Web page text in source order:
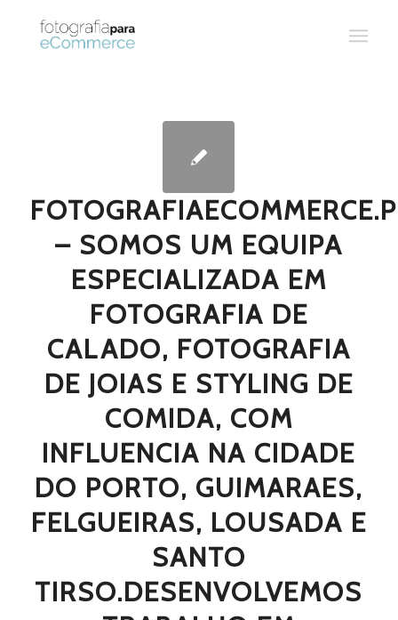
– SOMOS UM EQUIPA
ESPECIALIZADA EM
FOTOGRAFIA DE
CALADO, FOTOGRAFIA
DE JOIAS E STYLING DE
COMIDA, COM
INFLUENCIA NA CIDADE
DO PORTO, GUIMARAES,
FELGUEIRAS, LOUSADA E
SANTO
TIRSO.DESENVOLVEMOS